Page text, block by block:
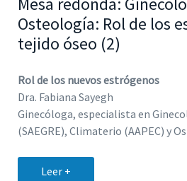
Osteología: Rol de los
tejido óseo (2)
Rol de los nuevos estrógenos
Dra. Fabiana Sayegh
Ginecóloga, especialista en
(SAEGRE), Climaterio (AAPEC) y
Leer +